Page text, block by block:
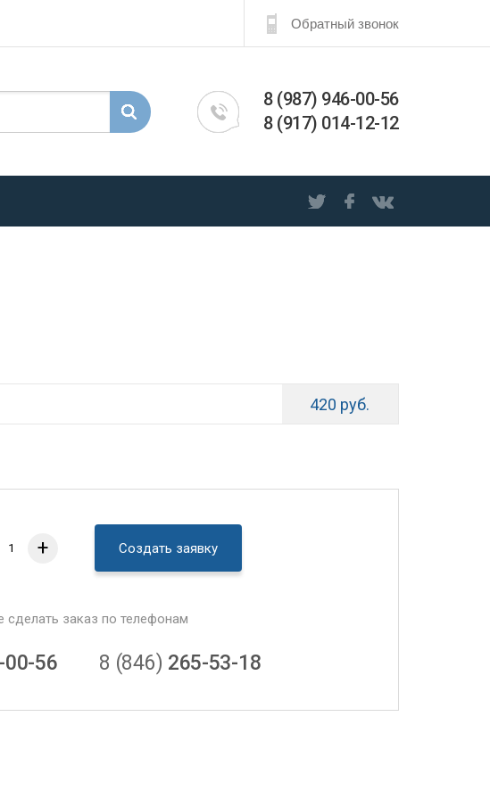
Обратный звонок
8 (987) 946-00-56
8 (917) 014-12-12
420 руб.
+ Создать заявку
заказ по телефонам
00-56 8 (846) 265-53-18